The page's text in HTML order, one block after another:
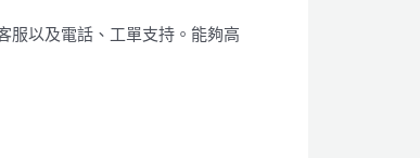
服以及電話、工單支持。能夠高